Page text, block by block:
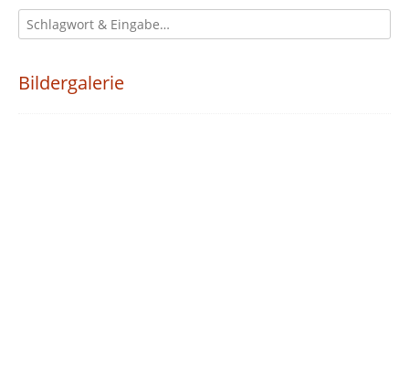
Bildergalerie